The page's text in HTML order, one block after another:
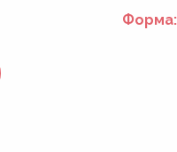
Форма: